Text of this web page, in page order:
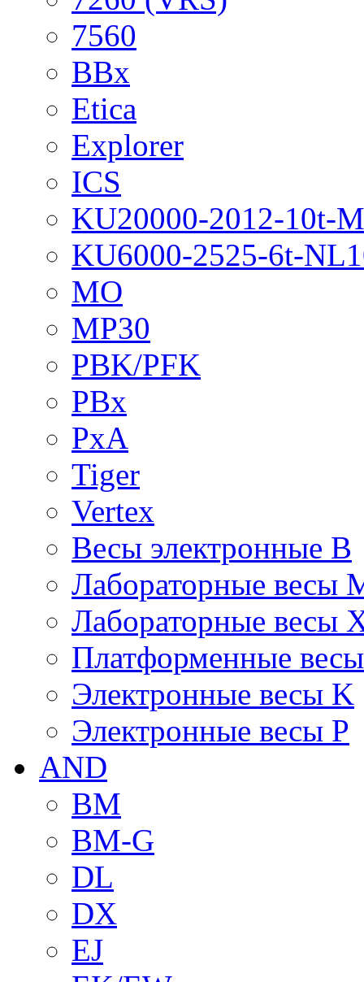
7560
BBx
Etica
Explorer
ICS
KU20000-2012-10t-
KU6000-2525-6t-
MO
MP30
PBK/PFK
PBx
PxA
Tiger
Vertex
Весы электронные B
Лабораторные весы
Лабораторные весы
Платформенные
Электронные весы K
Электронные весы P
AND
BM
BM-G
DL
DX
EJ